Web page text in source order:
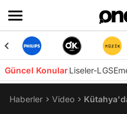
Güncel KonularLiseler-LGS
Haberler Video